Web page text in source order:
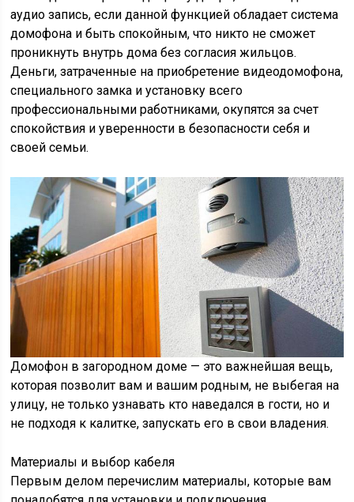
аудио запись, если данной функцией обладает система
домофона и быть спокойным, что никто не сможет
проникнуть внутрь дома без согласия жильцов.
Деньги, затраченные на приобретение видеодомофона,
специального замка и установку всего
профессиональными работниками, окупятся за счет
спокойствия и уверенности в безопасности себя и
своей семьи.
Домофон в загородном доме — это важнейшая вещь,
которая позволит вам и вашим родным, не выбегая на
улицу, не только узнавать кто наведался в гости, но и
не подходя к калитке, запускать его в свои владения.
Материалы и выбор кабеля
Первым делом перечислим материалы, которые вам